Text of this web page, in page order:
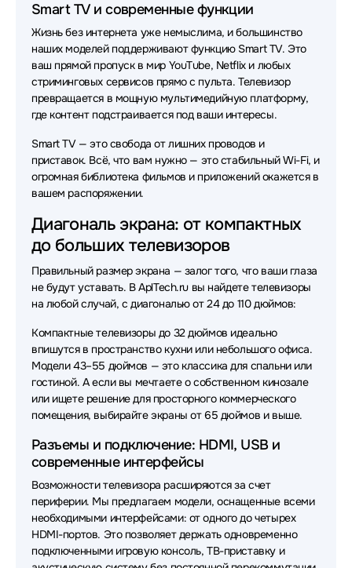
Smart TV и современные функции
Жизнь без интернета уже немыслима, и большинство
наших моделей поддерживают функцию Smart TV. Это
ваш прямой пропуск в мир YouTube, Netflix и любых
стриминговых сервисов прямо с пульта. Телевизор
превращается в мощную мультимедийную платформу,
где контент подстраивается под ваши интересы.
Smart TV — это свобода от лишних проводов и
приставок. Всё, что вам нужно — это стабильный Wi-Fi, и
огромная библиотека фильмов и приложений окажется в
вашем распоряжении.
Диагональ экрана: от компактных
до больших телевизоров
Правильный размер экрана — залог того, что ваши глаза
не будут уставать. В AplTech.ru вы найдете телевизоры
на любой случай, с диагональю от 24 до 110 дюймов:
Компактные телевизоры до 32 дюймов идеально
впишутся в пространство кухни или небольшого офиса.
Модели 43–55 дюймов — это классика для спальни или
гостиной. А если вы мечтаете о собственном кинозале
или ищете решение для просторного коммерческого
помещения, выбирайте экраны от 65 дюймов и выше.
Разъемы и подключение: HDMI, USB и
современные интерфейсы
Возможности телевизора расширяются за счет
периферии. Мы предлагаем модели, оснащенные всеми
необходимыми интерфейсами: от одного до четырех
HDMI-портов. Это позволяет держать одновременно
подключенными игровую консоль, ТВ-приставку и